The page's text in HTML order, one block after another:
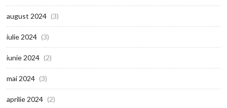
august 2024 (3)
iulie 2024 (3)
iunie 2024 (2)
mai 2024 (3)
aprilie 2024 (2)